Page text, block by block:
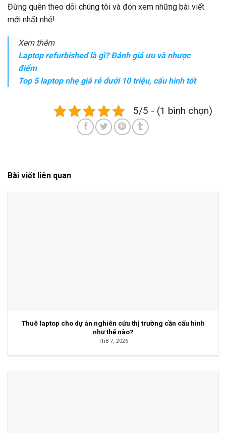
Đừng quên theo dõi chúng tôi và đón xem những bài viết
mới nhất nhé!
Xem thêm
Laptop refurbished là gì? Đánh giá ưu và nhược
điểm
Top 5 laptop nhẹ giá rẻ dưới 10 triệu, cấu hình tốt
5/5 - (1 bình chọn)
Bài viết liên quan
Thuê laptop cho dự án nghiên cứu thị trường cần cấu hình
như thế nào?
Th8 7, 2026